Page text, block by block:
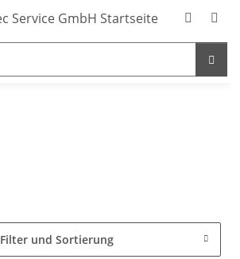
Filter und Sortierung